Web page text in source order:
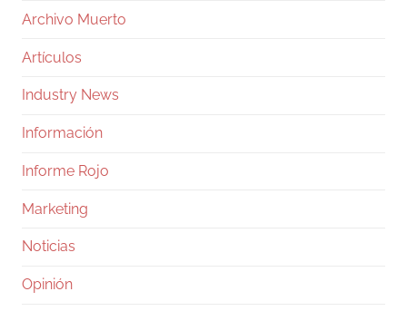
Archivo Muerto
Artículos
Industry News
Información
Informe Rojo
Marketing
Noticias
Opinión